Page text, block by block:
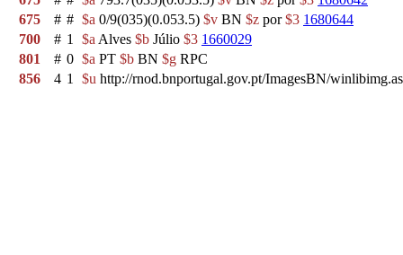
675
# # $a 0/9(035)(0.053.5) $v BN $z por$3 1680644
700
# 1 $a Alves $b Júlio $3 1660029
801
# 0 $a PT $b BN $g RPC
856
4 1 $u http://rnod.bnportugal.gov.pt/ImagesBN/